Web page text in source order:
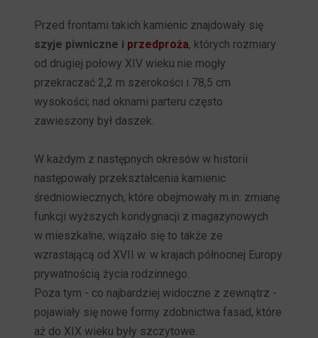
Przed frontami takich kamienic znajdowały się
szyje piwniczne i przedproża, których rozmiary
od drugiej połowy XIV wieku nie mogły
przekraczać 2,2 m szerokości i 78,5 cm
wysokości; nad oknami parteru często
zawieszony był daszek.
W każdym z następnych okresów w historii
następowały przekształcenia kamienic
średniowiecznych, które obejmowały m.in. zmianę
funkcji wyższych kondygnacji z magazynowych
w mieszkalne; wiązało się to także ze
wzrastającą od XVII w. w krajach północnej Europy
prywatnością życia rodzinnego.
Poza tym - co najbardziej widoczne z zewnątrz -
pojawiały się nowe formy zdobnictwa fasad, które
aż do XIX wieku były szczytowe.